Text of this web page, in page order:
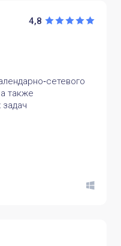
4,8
также